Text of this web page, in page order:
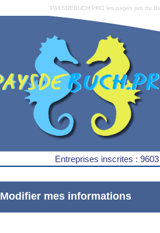
PAYSDEBUCH.PRO les pages pro du
Entreprises inscrites :
Modifier mes informations